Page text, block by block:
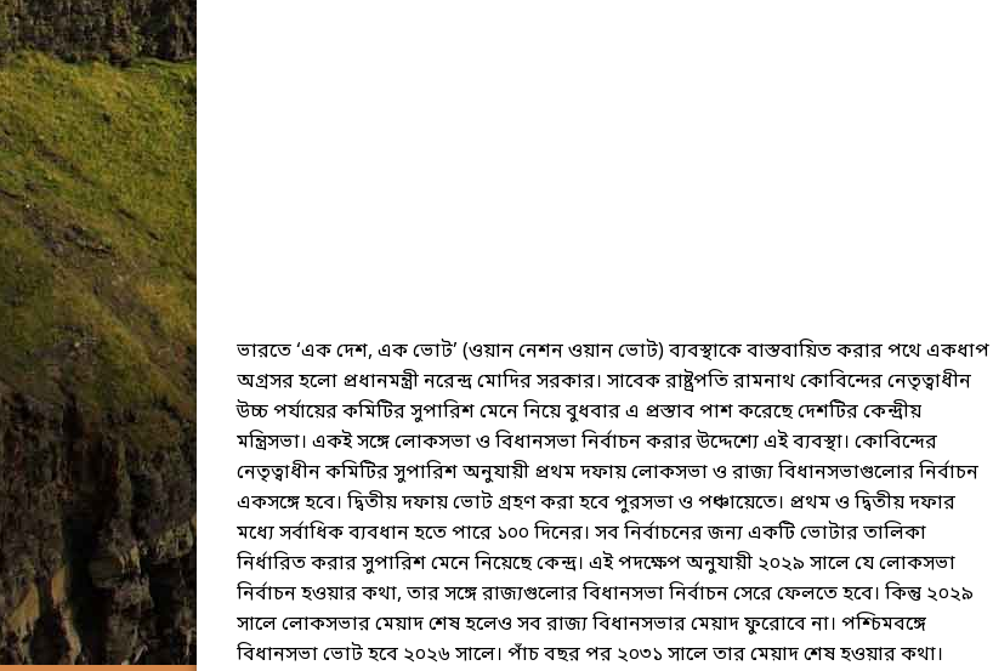
ভারতে ‘এক দেশ, এক ভোট’ (ওয়ান নেশন ওয়ান ভোট) ব্যবস্থাকে বাস্তবায়িত করার পথে একধাপ
অগ্রসর হলো প্রধানমন্ত্রী নরেন্দ্র মোদির সরকার। সাবেক রাষ্ট্রপতি রামনাথ কোবিন্দের নেতৃত্বাধীন
উচ্চ পর্যায়ের কমিটির সুপারিশ মেনে নিয়ে বুধবার এ প্রস্তাব পাশ করেছে দেশটির কেন্দ্রীয়
মন্ত্রিসভা। একই সঙ্গে লোকসভা ও বিধানসভা নির্বাচন করার উদ্দেশ্যে এই ব্যবস্থা। কোবিন্দের
নেতৃত্বাধীন কমিটির সুপারিশ অনুযায়ী প্রথম দফায় লোকসভা ও রাজ্য বিধানসভাগুলোর নির্বাচন
একসঙ্গে হবে। দ্বিতীয় দফায় ভোট গ্রহণ করা হবে পুরসভা ও পঞ্চায়েতে। প্রথম ও দ্বিতীয় দফার
মধ্যে সর্বাধিক ব্যবধান হতে পারে ১০০ দিনের। সব নির্বাচনের জন্য একটি ভোটার তালিকা
নির্ধারিত করার সুপারিশ মেনে নিয়েছে কেন্দ্র। এই পদক্ষেপ অনুযায়ী ২০২৯ সালে যে লোকসভা
নির্বাচন হওয়ার কথা, তার সঙ্গে রাজ্যগুলোর বিধানসভা নির্বাচন সেরে ফেলতে হবে। কিন্তু ২০২৯
সালে লোকসভার মেয়াদ শেষ হলেও সব রাজ্য বিধানসভার মেয়াদ ফুরোবে না। পশ্চিমবঙ্গে
বিধানসভা ভোট হবে ২০২৬ সালে। পাঁচ বছর পর ২০৩১ সালে তার মেয়াদ শেষ হওয়ার কথা।